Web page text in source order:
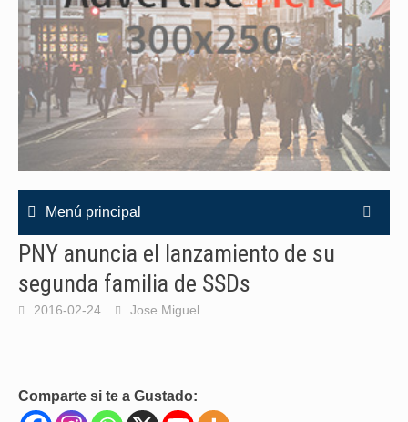
Menú principal
PNY anuncia el lanzamiento de su
segunda familia de SSDs
2016-02-24 Jose Miguel
Comparte si te a Gustado: